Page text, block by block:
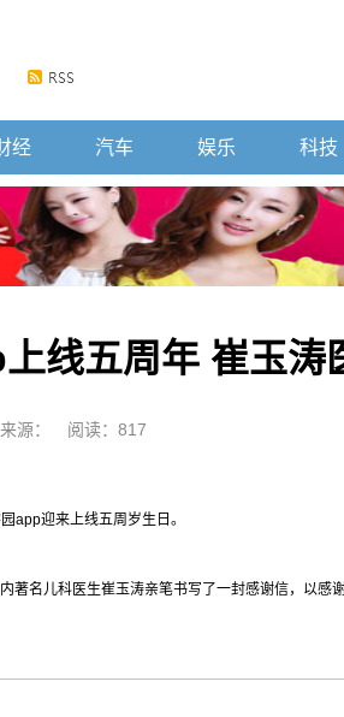
经 汽车 娱乐 科技
线五周年 崔玉涛
来源： 阅读：817
app迎来上线五周岁生日。
著名儿科医生崔玉涛亲笔书写了一封感谢信，以